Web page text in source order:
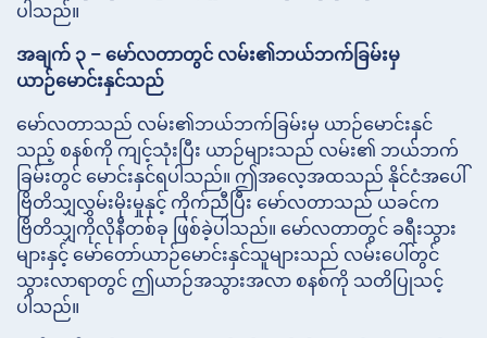
ပါသည်။
အချက် ၃ – မော်လတာတွင် လမ်း၏ဘယ်ဘက်ခြမ်းမှ
ယာဉ်မောင်းနှင်သည်
မော်လတာသည် လမ်း၏ဘယ်ဘက်ခြမ်းမှ ယာဉ်မောင်းနှင်
သည့် စနစ်ကို ကျင့်သုံးပြီး ယာဉ်များသည် လမ်း၏ ဘယ်ဘက်
ခြမ်းတွင် မောင်းနှင်ရပါသည်။ ဤအလေ့အထသည် နိုင်ငံအပေါ်
ဗြိတိသျှလွှမ်းမိုးမှုနှင့် ကိုက်ညီပြီး မော်လတာသည် ယခင်က
ဗြိတိသျှကိုလိုနီတစ်ခု ဖြစ်ခဲ့ပါသည်။ မော်လတာတွင် ခရီးသွား
များနှင့် မော်တော်ယာဉ်မောင်းနှင်သူများသည် လမ်းပေါ်တွင်
သွားလာရာတွင် ဤယာဉ်အသွားအလာ စနစ်ကို သတိပြုသင့်
ပါသည်။